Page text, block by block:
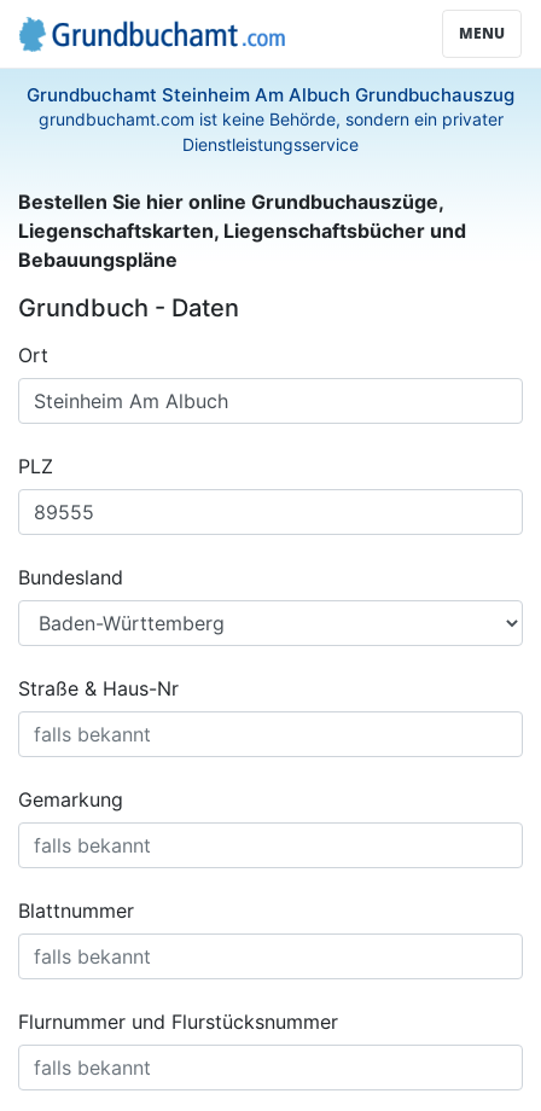
MENU
Grundbuchamt Steinheim Am Albuch Grundbuchauszug
grundbuchamt.com ist keine Behörde, sondern ein privater
Dienstleistungsservice
Bestellen Sie hier online Grundbuchauszüge,
Liegenschaftskarten, Liegenschaftsbücher und
Bebauungspläne
Grundbuch - Daten
Ort
PLZ
Bundesland
Straße & Haus-Nr
Gemarkung
Blattnummer
Flurnummer und Flurstücksnummer